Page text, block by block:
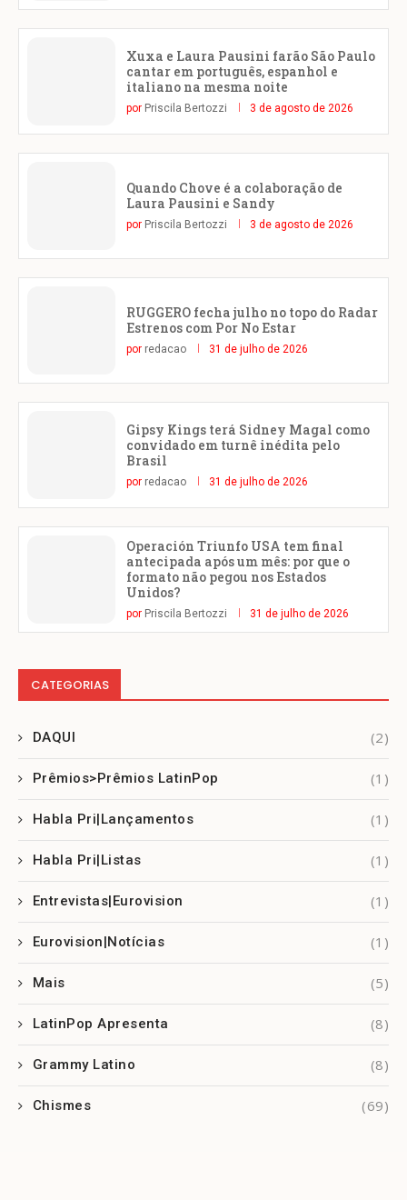
Xuxa e Laura Pausini farão São Paulo
cantar em português, espanhol e
italiano na mesma noite
por Priscila Bertozzi 3 de agosto de 2026
Quando Chove é a colaboração de
Laura Pausini e Sandy
por Priscila Bertozzi 3 de agosto de 2026
RUGGERO fecha julho no topo do Radar
Estrenos com Por No Estar
por redacao 31 de julho de 2026
Gipsy Kings terá Sidney Magal como
convidado em turnê inédita pelo
Brasil
por redacao 31 de julho de 2026
Operación Triunfo USA tem final
antecipada após um mês: por que o
formato não pegou nos Estados
Unidos?
por Priscila Bertozzi 31 de julho de 2026
CATEGORIAS
DAQUI (2)
Prêmios>Prêmios LatinPop (1)
Habla Pri|Lançamentos (1)
Habla Pri|Listas (1)
Entrevistas|Eurovision (1)
Eurovision|Notícias (1)
Mais (5)
LatinPop Apresenta (8)
Grammy Latino (8)
Chismes (69)